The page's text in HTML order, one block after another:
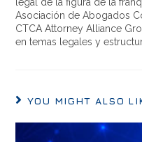
Asociación de Abogados
CTCA Attorney Alliance
en temas legales y
YOU MIGHT ALSO